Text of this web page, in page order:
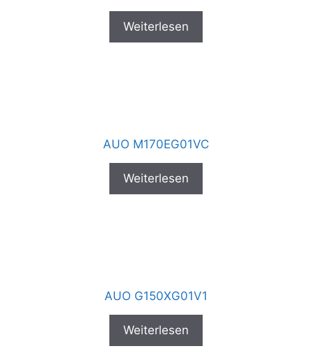
Weiterlesen
AUO M170EG01VC
Weiterlesen
AUO G150XG01V1
Weiterlesen